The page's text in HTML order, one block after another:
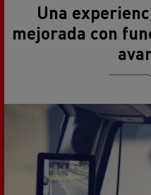
Una
mejorada con